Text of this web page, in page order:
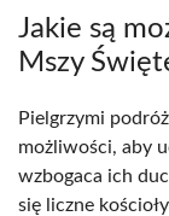
Jakie są
Mszy
Pielgrzymi
możliwości, aby
wzbogaca ich
się liczne